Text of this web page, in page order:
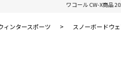
ワコール CW-X商品
ィンタースポーツ > スノーボードウ